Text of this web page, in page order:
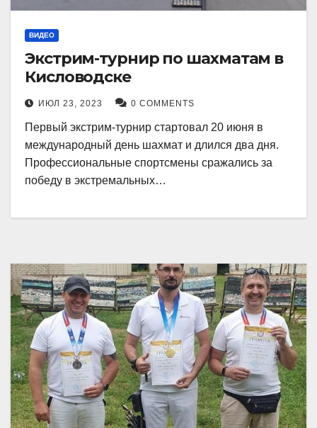
ВИДЕО
Экстрим-турнир по шахматам в
Кисловодске
ИЮЛ 23, 2023 0 COMMENTS
Первый экстрим-турнир стартовал 20 июня в
международный день шахмат и длился два дня.
Профессиональные спортсмены сражались за
победу в экстремальных…